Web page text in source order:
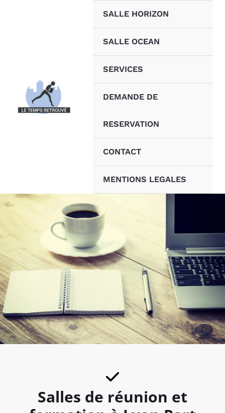
SALLE HORIZON
SALLE OCEAN
SERVICES
DEMANDE DE
RESERVATION
CONTACT
MENTIONS LEGALES
Salles de réunion et